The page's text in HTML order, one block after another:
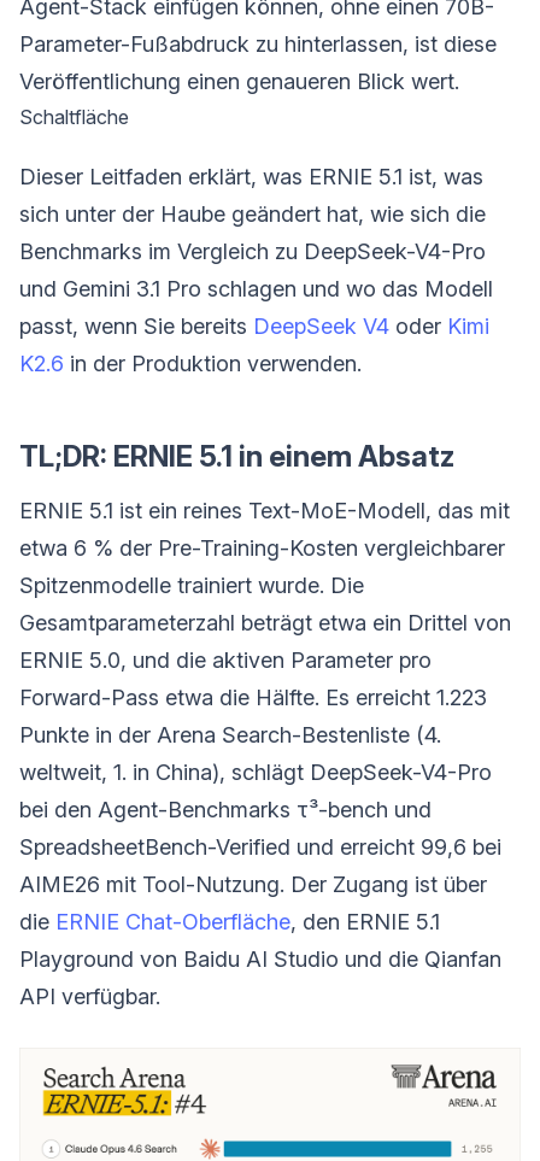
Agent-Stack einfügen können, ohne einen 70B-
Parameter-Fußabdruck zu hinterlassen, ist diese
Veröffentlichung einen genaueren Blick wert.
Schaltfläche
Dieser Leitfaden erklärt, was ERNIE 5.1 ist, was
sich unter der Haube geändert hat, wie sich die
Benchmarks im Vergleich zu DeepSeek-V4-Pro
und Gemini 3.1 Pro schlagen und wo das Modell
passt, wenn Sie bereits DeepSeek V4 oder Kimi
K2.6 in der Produktion verwenden.
TL;DR: ERNIE 5.1 in einem Absatz
ERNIE 5.1 ist ein reines Text-MoE-Modell, das mit
etwa 6 % der Pre-Training-Kosten vergleichbarer
Spitzenmodelle trainiert wurde. Die
Gesamtparameterzahl beträgt etwa ein Drittel von
ERNIE 5.0, und die aktiven Parameter pro
Forward-Pass etwa die Hälfte. Es erreicht 1.223
Punkte in der Arena Search-Bestenliste (4.
weltweit, 1. in China), schlägt DeepSeek-V4-Pro
bei den Agent-Benchmarks τ³-bench und
SpreadsheetBench-Verified und erreicht 99,6 bei
AIME26 mit Tool-Nutzung. Der Zugang ist über
die ERNIE Chat-Oberfläche, den ERNIE 5.1
Playground von Baidu AI Studio und die Qianfan
API verfügbar.